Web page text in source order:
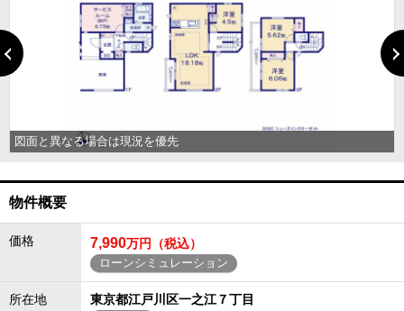
図面と異なる場合は現況を優先
物件概要
価格 7,990万円（税込）
ローンシミュレーション
所在地 東京都江戸川区一之江７丁目